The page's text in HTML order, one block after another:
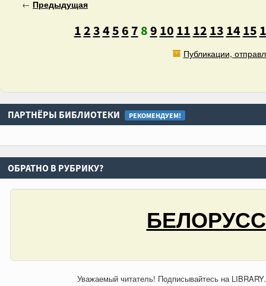
← Предыдущая
12345 6 7 89 10 11 12 13 14 15
Публикации,
ПАРТНЁРЫ БИБЛИОТЕКИ РЕКОМЕНДУЕМ!
ОБРАТНО В РУБРИКУ?
Уважаемый читатель! Подписывайтесь на